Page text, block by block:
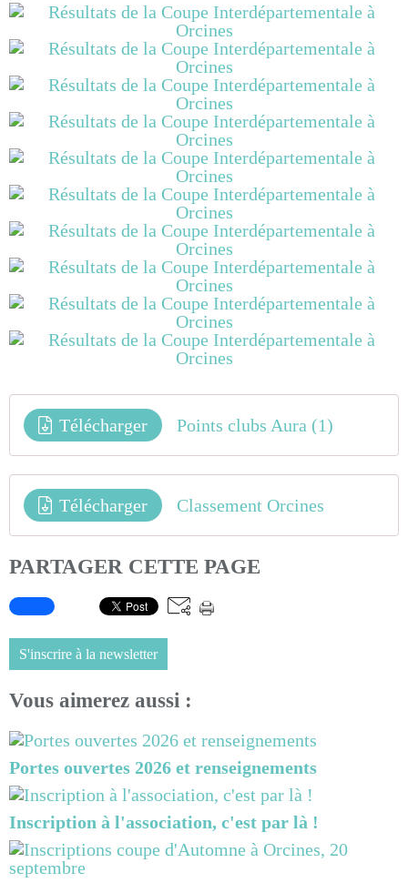
Télécharger Points clubs Aura (1)
Télécharger Classement Orcines
PARTAGER CETTE PAGE
S'inscrire à la newsletter
Vous aimerez aussi :
Portes ouvertes 2026 et renseignements
Inscription à l'association, c'est par là !